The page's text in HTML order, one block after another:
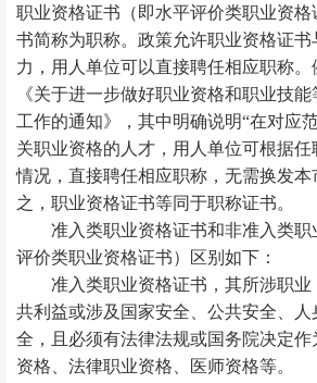
职业资格证书（即水平评价类职业资
书简称为职称。政策允许职业资格证
力，用人单位可以直接聘任相应职称
《关于进一步做好职业资格和职业技
工作的通知》，其中明确说明“在对应
关职业资格的人才，用人单位可根据
情况，直接聘任相应职称，无需换发本
之，职业资格证书等同于职称证书。‌
准入类职业资格证书和非准入类
评价类职业资格证书）区别如下：
准入类职业资格证书，其所涉职
共利益或涉及国家安全、公共安全、
全，且必须有法律法规或国务院决定
资格、法律职业资格、医师资格等。